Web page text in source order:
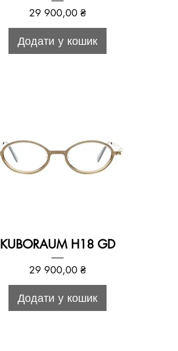
Ціна
29 900,00 ₴
Додати у кошик
KUBORAUM H18 GD
Ціна
29 900,00 ₴
Додати у кошик